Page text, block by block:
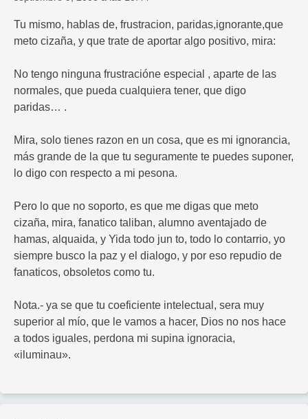
Tu mismo, hablas de, frustracion, paridas,ignorante,que
meto cizaña, y que trate de aportar algo positivo, mira:
No tengo ninguna frustracióne especial , aparte de las
normales, que pueda cualquiera tener, que digo
paridas… .
Mira, solo tienes razon en un cosa, que es mi ignorancia,
más grande de la que tu seguramente te puedes suponer,
lo digo con respecto a mi pesona.
Pero lo que no soporto, es que me digas que meto
cizaña, mira, fanatico taliban, alumno aventajado de
hamas, alquaida, y Yida todo jun to, todo lo contarrio, yo
siempre busco la paz y el dialogo, y por eso repudio de
fanaticos, obsoletos como tu.
Nota.- ya se que tu coeficiente intelectual, sera muy
superior al mío, que le vamos a hacer, Dios no nos hace
a todos iguales, perdona mi supina ignoracia,
«iluminau».